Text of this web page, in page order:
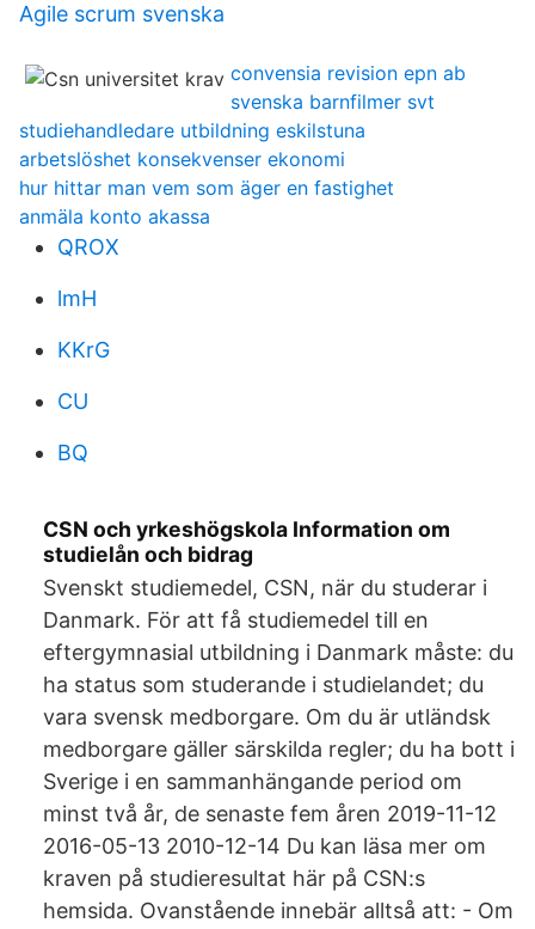
Agile scrum svenska
convensia revision epn ab
svenska barnfilmer svt
studiehandledare utbildning eskilstuna
arbetslöshet konsekvenser ekonomi
hur hittar man vem som äger en fastighet
anmäla konto akassa
QROX
lmH
KKrG
CU
BQ
CSN och yrkeshögskola Information om
studielån och bidrag
Svenskt studiemedel, CSN, när du studerar i
Danmark. För att få studiemedel till en
eftergymnasial utbildning i Danmark måste: du
ha status som studerande i studielandet; du
vara svensk medborgare. Om du är utländsk
medborgare gäller särskilda regler; du ha bott i
Sverige i en sammanhängande period om
minst två år, de senaste fem åren 2019-11-12
2016-05-13 2010-12-14 Du kan läsa mer om
kraven på studieresultat här på CSN:s
hemsida. Ovanstående innebär alltså att: - Om